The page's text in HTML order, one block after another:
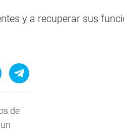
y a recuperar sus
de